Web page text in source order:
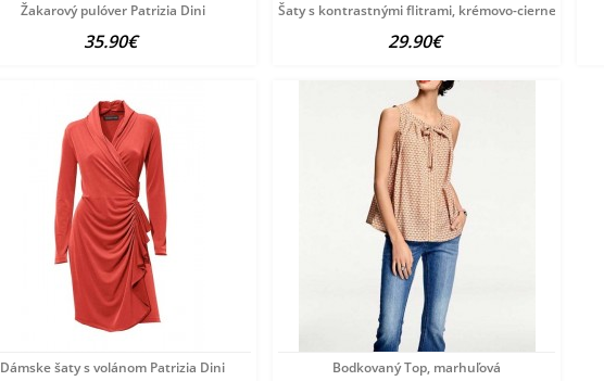
Žakarový pulóver Patrizia Dini
35.90€
Šaty s kontrastnými flitrami, krémovo-cierne
29.90€
Dámske šaty s volánom Patrizia Dini Bodkovaný Top, marhuľová